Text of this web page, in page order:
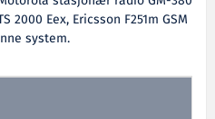
2000 Eex, Ericsson F251m GSM
system.